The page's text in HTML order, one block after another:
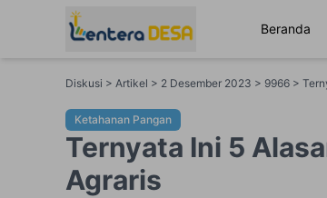
Beranda
Diskusi > Artikel > 2 Desember 2023 > 9966 >
Ketahanan Pangan
Ternyata Ini 5
Agraris